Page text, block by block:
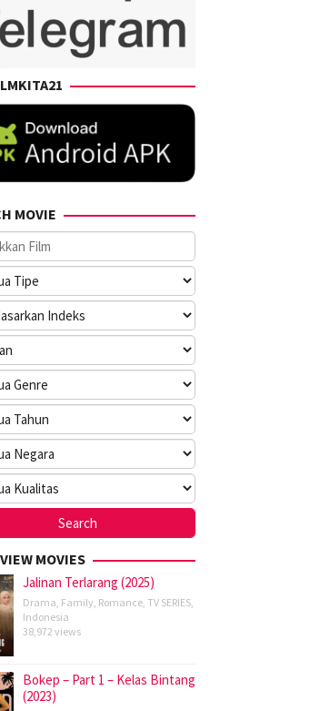
MOVIE
MOVIES
Jalinan Terlarang (2025)
Drama, Family, Romance, TV SERIES,
Indonesia
38,972 views
Bokep – Part 1 – Kelas Bintang
(2023)